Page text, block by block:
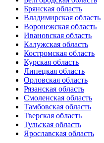
Брянская область
Владимирская область
Воронежская область
Ивановская область
Калужская область
Костромская область
Курская область
Липецкая область
Орловская область
Рязанская область
Смоленская область
Тамбовская область
Тверская область
Тульская область
Ярославская область